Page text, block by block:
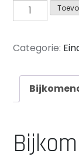
Castagno
Gasperto
Senesi
(rood
-
flessen)
Categorie: